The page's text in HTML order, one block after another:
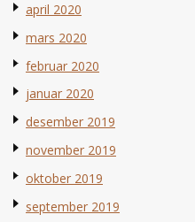
april 2020
mars 2020
februar 2020
januar 2020
desember 2019
november 2019
oktober 2019
september 2019